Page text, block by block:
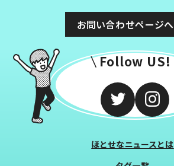
お問い合わせページへ
Follow US!
ほとせなニュースとは